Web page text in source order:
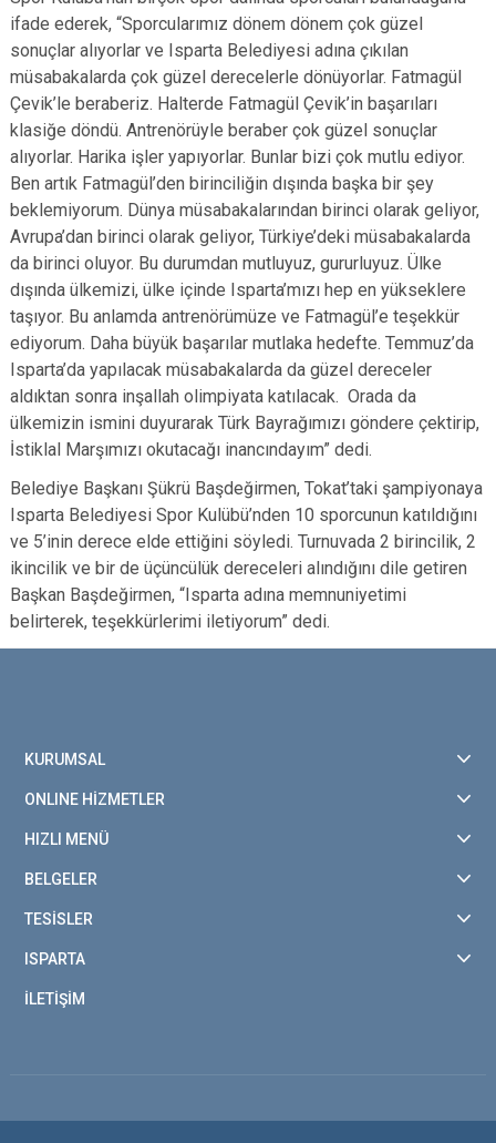
ifade ederek, “Sporcularımız dönem dönem çok güzel
sonuçlar alıyorlar ve Isparta Belediyesi adına çıkılan
müsabakalarda çok güzel derecelerle dönüyorlar. Fatmagül
Çevik’le beraberiz. Halterde Fatmagül Çevik’in başarıları
klasiğe döndü. Antrenörüyle beraber çok güzel sonuçlar
alıyorlar. Harika işler yapıyorlar. Bunlar bizi çok mutlu ediyor.
Ben artık Fatmagül’den birinciliğin dışında başka bir şey
beklemiyorum. Dünya müsabakalarından birinci olarak geliyor,
Avrupa’dan birinci olarak geliyor, Türkiye’deki müsabakalarda
da birinci oluyor. Bu durumdan mutluyuz, gururluyuz. Ülke
dışında ülkemizi, ülke içinde Isparta’mızı hep en yükseklere
taşıyor. Bu anlamda antrenörümüze ve Fatmagül’e teşekkür
ediyorum. Daha büyük başarılar mutlaka hedefte. Temmuz’da
Isparta’da yapılacak müsabakalarda da güzel dereceler
aldıktan sonra inşallah olimpiyata katılacak. Orada da
ülkemizin ismini duyurarak Türk Bayrağımızı göndere çektirip,
İstiklal Marşımızı okutacağı inancındayım” dedi.
Belediye Başkanı Şükrü Başdeğirmen, Tokat’taki şampiyonaya
Isparta Belediyesi Spor Kulübü’nden 10 sporcunun katıldığını
ve 5’inin derece elde ettiğini söyledi. Turnuvada 2 birincilik, 2
ikincilik ve bir de üçüncülük dereceleri alındığını dile getiren
Başkan Başdeğirmen, “Isparta adına memnuniyetimi
belirterek, teşekkürlerimi iletiyorum” dedi.
KURUMSAL
ONLINE HİZMETLER
HIZLI MENÜ
BELGELER
TESİSLER
ISPARTA
İLETİŞİM